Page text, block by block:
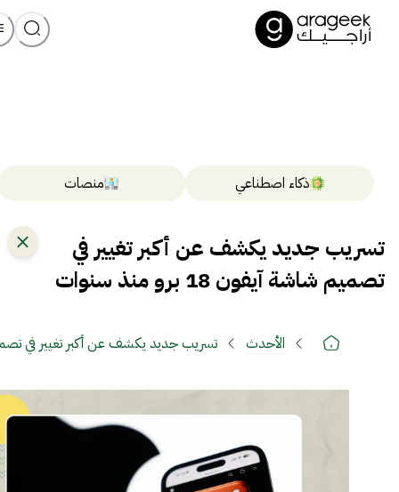
ذكاء اصطناعي منصات
تسريب جديد يكشف عن أكبر تغيير في
تصميم شاشة آيفون 18 برو منذ سنوات
الأحدث تسريب جديد يكشف عن أكبر تغيير في تصميم شاشة